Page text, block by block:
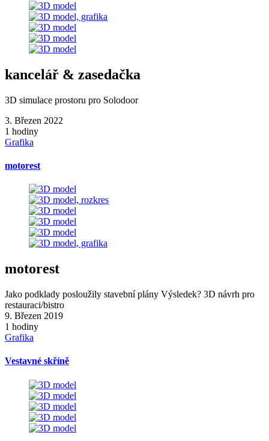
kancelář & zasedačka
3D simulace prostoru pro Solodoor
3. Březen 2022
1 hodiny
Grafika
motorest
motorest
Jako podklady posloužily stavební plány Výsledek? 3D návrh pro
restauraci/bistro
9. Březen 2019
1 hodiny
Grafika
Vestavné skříně